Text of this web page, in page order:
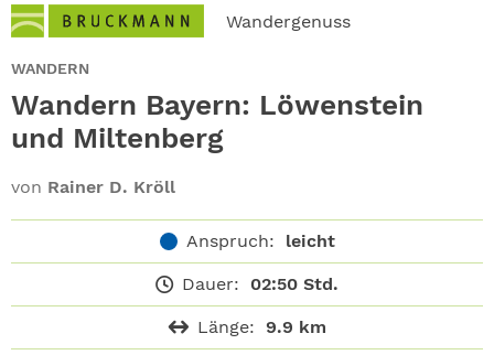
Wandergenuss
WANDERN
Wandern Bayern: Löwenstein
und Miltenberg
von Rainer D. Kröll
Anspruch: leicht
Dauer: 02:50 Std.
Länge: 9.9 km
ABO
GEWINNEN
NEWSLETTER
SHOP